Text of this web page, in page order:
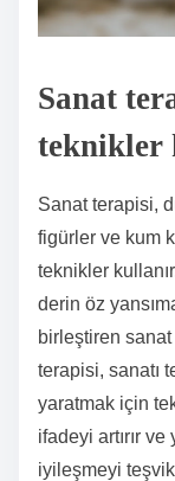
Sanat
teknikler
Sanat terapisi,
figürler ve kum
teknikler
derin öz
birleştiren
terapisi, sanatı
yaratmak için
ifadeyi artırır ve
iyileşmeyi